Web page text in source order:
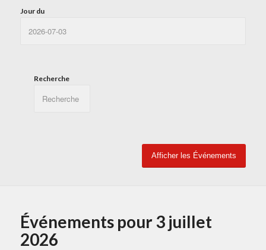
Jour du
Recherche
Événements pour 3 juillet
2026